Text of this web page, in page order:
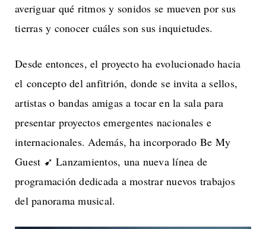
averiguar qué ritmos y sonidos se mueven por sus
tierras y conocer cuáles son sus inquietudes.
Desde entonces, el proyecto ha evolucionado hacia
el concepto del anfitrión, donde se invita a sellos,
artistas o bandas amigas a tocar en la sala para
presentar proyectos emergentes nacionales e
internacionales. Además, ha incorporado Be My
Guest ➹ Lanzamientos, una nueva línea de
programación dedicada a mostrar nuevos trabajos
del panorama musical.